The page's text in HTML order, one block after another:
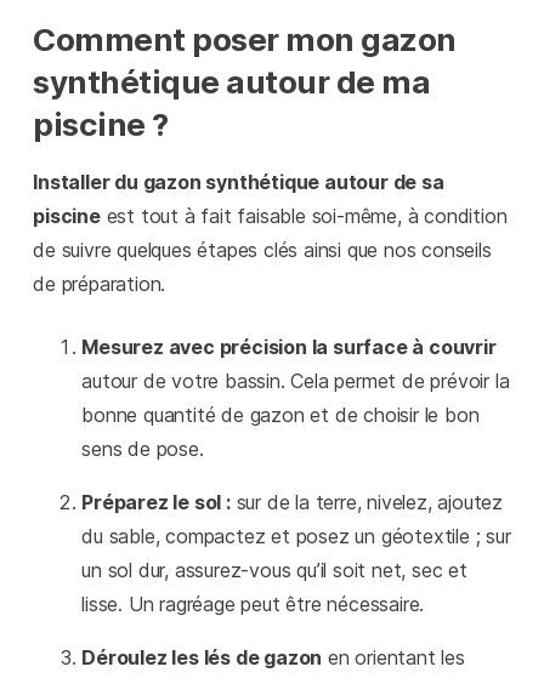
Comment poser mon gazon
synthétique autour de ma
piscine ?
Installer du gazon synthétique autour de sa
piscineest tout à fait faisable soi-même, à condition
de suivre quelques étapes clés ainsi que nos conseils
de préparation.
Mesurez avec précision la surface à couvrir
autour de votre bassin. Cela permet de prévoir la
bonne quantité de gazon et de choisir le bon
sens de pose.
Préparez le sol :sur de la terre, nivelez, ajoutez
du sable, compactez et posez un géotextile ; sur
un sol dur, assurez-vous qu’il soit net, sec et
lisse. Un ragréage peut être nécessaire.
Déroulez les lés de gazon en orientant les